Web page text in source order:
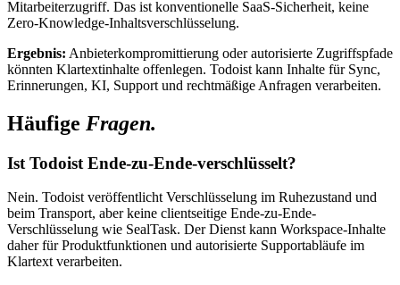
Mitarbeiterzugriff. Das ist konventionelle SaaS-Sicherheit, keine
Zero-Knowledge-Inhaltsverschlüsselung.
Ergebnis: Anbieterkompromittierung oder autorisierte Zugriffspfade
könnten Klartextinhalte offenlegen. Todoist kann Inhalte für Sync,
Erinnerungen, KI, Support und rechtmäßige Anfragen verarbeiten.
Häufige Fragen.
Ist Todoist Ende-zu-Ende-verschlüsselt?
Nein. Todoist veröffentlicht Verschlüsselung im Ruhezustand und
beim Transport, aber keine clientseitige Ende-zu-Ende-
Verschlüsselung wie SealTask. Der Dienst kann Workspace-Inhalte
daher für Produktfunktionen und autorisierte Supportabläufe im
Klartext verarbeiten.